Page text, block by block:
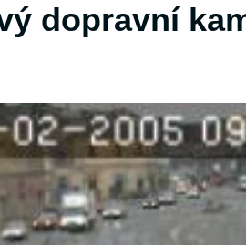
dopravní